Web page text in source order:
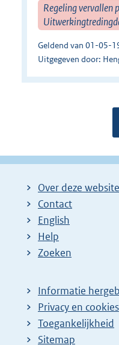
Regeling
Geldend van 01-05-
Uitgegeven door:
Over deze website
Contact
English
Help
Zoeken
Informatie
Privacy en cookies
Toegankelijkheid
Sitemap